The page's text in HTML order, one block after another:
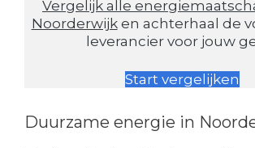
Vergelijk alle
Noorderwijken achterhaal de
leverancier voor jouw
Start vergelijken
Duurzame energie in